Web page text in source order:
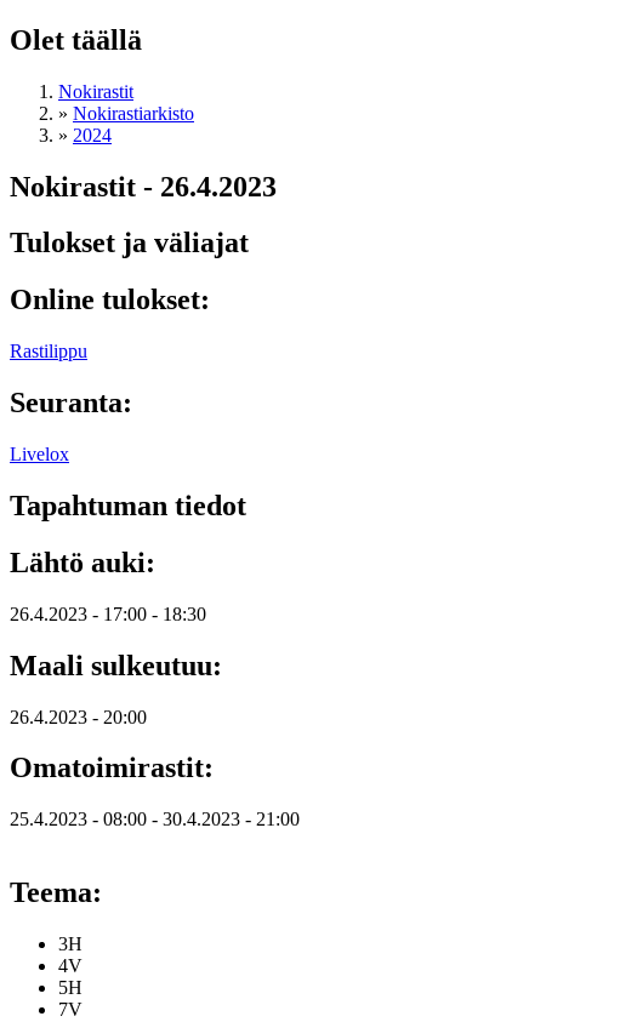
Olet täällä
Nokirastit
» Nokirastiarkisto
» 2024
Nokirastit - 26.4.2023
Tulokset ja väliajat
Online tulokset:
Rastilippu
Seuranta:
Livelox
Tapahtuman tiedot
Lähtö auki:
26.4.2023 - 17:00 - 18:30
Maali sulkeutuu:
26.4.2023 - 20:00
Omatoimirastit:
25.4.2023 - 08:00 - 30.4.2023 - 21:00
Teema:
3H
4V
5H
7V